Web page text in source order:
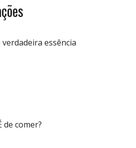
essência
de comer?